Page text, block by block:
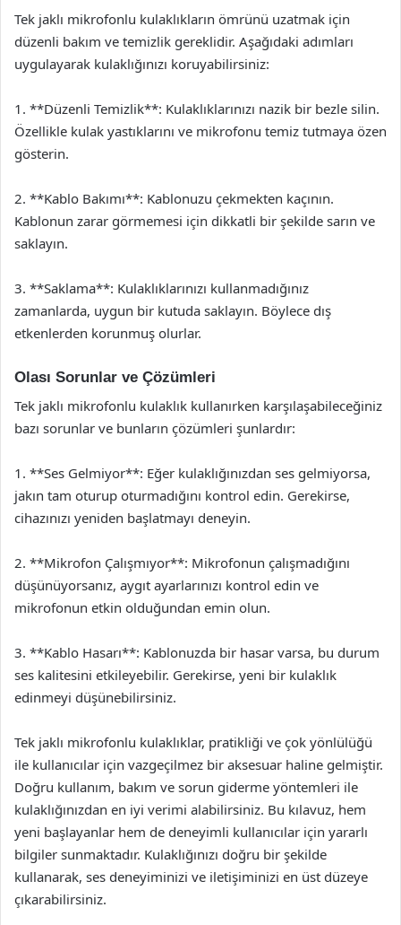
Tek jaklı mikrofonlu kulaklıkların ömrünü uzatmak için
düzenli bakım ve temizlik gereklidir. Aşağıdaki adımları
uygulayarak kulaklığınızı koruyabilirsiniz:
1. **Düzenli Temizlik**: Kulaklıklarınızı nazik bir bezle silin.
Özellikle kulak yastıklarını ve mikrofonu temiz tutmaya özen
gösterin.
2. **Kablo Bakımı**: Kablonuzu çekmekten kaçının.
Kablonun zarar görmemesi için dikkatli bir şekilde sarın ve
saklayın.
3. **Saklama**: Kulaklıklarınızı kullanmadığınız
zamanlarda, uygun bir kutuda saklayın. Böylece dış
etkenlerden korunmuş olurlar.
Olası Sorunlar ve Çözümleri
Tek jaklı mikrofonlu kulaklık kullanırken karşılaşabileceğiniz
bazı sorunlar ve bunların çözümleri şunlardır:
1. **Ses Gelmiyor**: Eğer kulaklığınızdan ses gelmiyorsa,
jakın tam oturup oturmadığını kontrol edin. Gerekirse,
cihazınızı yeniden başlatmayı deneyin.
2. **Mikrofon Çalışmıyor**: Mikrofonun çalışmadığını
düşünüyorsanız, aygıt ayarlarınızı kontrol edin ve
mikrofonun etkin olduğundan emin olun.
3. **Kablo Hasarı**: Kablonuzda bir hasar varsa, bu durum
ses kalitesini etkileyebilir. Gerekirse, yeni bir kulaklık
edinmeyi düşünebilirsiniz.
Tek jaklı mikrofonlu kulaklıklar, pratikliği ve çok yönlülüğü
ile kullanıcılar için vazgeçilmez bir aksesuar haline gelmiştir.
Doğru kullanım, bakım ve sorun giderme yöntemleri ile
kulaklığınızdan en iyi verimi alabilirsiniz. Bu kılavuz, hem
yeni başlayanlar hem de deneyimli kullanıcılar için yararlı
bilgiler sunmaktadır. Kulaklığınızı doğru bir şekilde
kullanarak, ses deneyiminizi ve iletişiminizi en üst düzeye
çıkarabilirsiniz.